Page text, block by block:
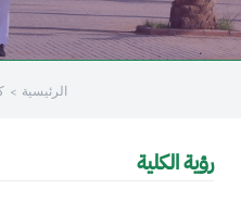
الرئيسية
رؤية الكلية